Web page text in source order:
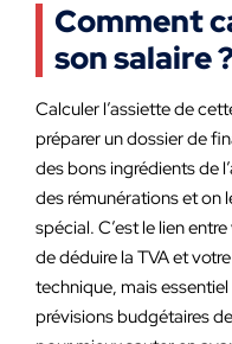
Comment
son salaire
Calculer l’assiette de
préparer un dossier de
des bons ingrédients de
des rémunérations et on
spécial. C’est le lien
de déduire la TVA et
technique, mais
prévisions budgétaires